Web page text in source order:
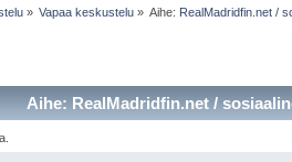
» Vapaa keskustelu » Aihe: RealMadridfin.net /
Aihe: RealMadridfin.net /